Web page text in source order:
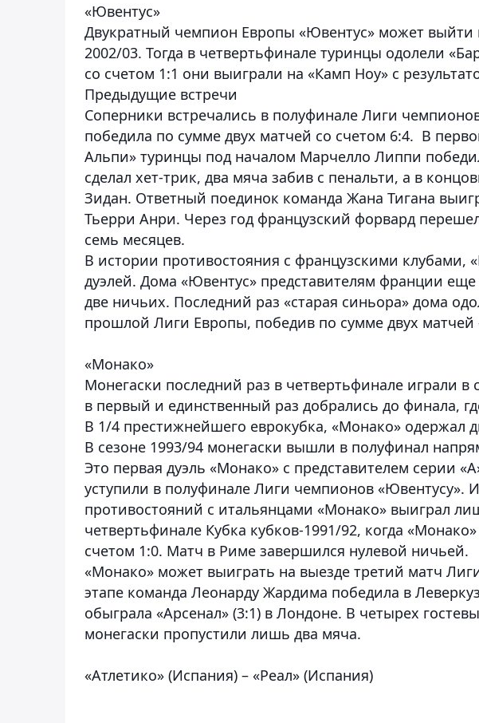
«Ювентус»
Двукратный чемпион Европы «Ювентус» может выйти
2002/03. Тогда в четвертьфинале туринцы одолели
со счетом 1:1 они выиграли на «Камп Ноу» с
Предыдущие встречи
Соперники встречались в полуфинале Лиги
победила по сумме двух матчей со счетом 6:4. В
Альпи» туринцы под началом Марчелло Липпи
сделал хет-трик, два мяча забив с пенальти, а в
Зидан. Ответный поединок команда Жана Тигана
Тьерри Анри. Через год французский форвард
семь месяцев.
В истории противостояния с французскими клубами,
дуэлей. Дома «Ювентус» представителям франции
две ничьих. Последний раз «старая синьора» дома
прошлой Лиги Европы, победив по сумме двух матчей
«Монако»
Монегаски последний раз в четвертьфинале играли
в первый и единственный раз добрались до финала,
В 1/4 престижнейшего еврокубка, «Монако» одержал
В сезоне 1993/94 монегаски вышли в полуфинал
Это первая дуэль «Монако» с представителем серии
уступили в полуфинале Лиги чемпионов «Ювентусу».
противостояний с итальянцами «Монако» выиграл
четвертьфинале Кубка кубков-1991/92, когда
счетом 1:0. Матч в Риме завершился нулевой ничьей.
«Монако» может выиграть на выезде третий матч
этапе команда Леонарду Жардима победила в
обыграла «Арсенал» (3:1) в Лондоне. В четырех
монегаски пропустили лишь два мяча.
«Атлетико» (Испания) – «Реал» (Испания)